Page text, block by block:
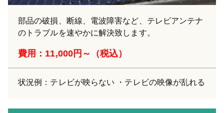
部品の破損、断線、電波障害など、テレビアンテナ
のトラブルを速やかに解決致します。
費用：11,000円～（税込）
状況例：テレビが映らない ・テレビの映像が乱れる